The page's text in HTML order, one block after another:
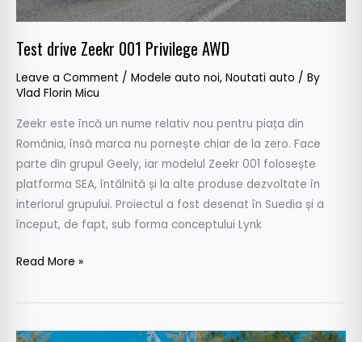
Test drive Zeekr 001 Privilege AWD
Leave a Comment / Modele auto noi, Noutati auto / By
Vlad Florin Micu
Zeekr este încă un nume relativ nou pentru piața din
România, însă marca nu pornește chiar de la zero. Face
parte din grupul Geely, iar modelul Zeekr 001 folosește
platforma SEA, întâlnită și la alte produse dezvoltate în
interiorul grupului. Proiectul a fost desenat în Suedia și a
început, de fapt, sub forma conceptului Lynk
Read More »